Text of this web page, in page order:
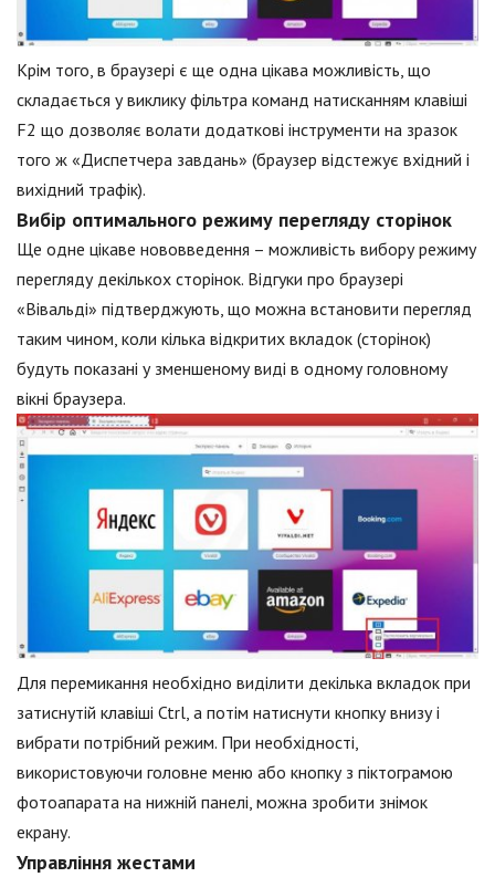
Крім того, в браузері є ще одна цікава можливість, що
складається у виклику фільтра команд натисканням клавіші
F2 що дозволяє волати додаткові інструменти на зразок
того ж «Диспетчера завдань» (браузер відстежує вхідний і
вихідний трафік).
Вибір оптимального режиму перегляду сторінок
Ще одне цікаве нововведення – можливість вибору режиму
перегляду декількох сторінок. Відгуки про браузері
«Вівальді» підтверджують, що можна встановити перегляд
таким чином, коли кілька відкритих вкладок (сторінок)
будуть показані у зменшеному виді в одному головному
вікні браузера.
Для перемикання необхідно виділити декілька вкладок при
затиснутій клавіші Ctrl, а потім натиснути кнопку внизу і
вибрати потрібний режим. При необхідності,
використовуючи головне меню або кнопку з піктограмою
фотоапарата на нижній панелі, можна зробити знімок
екрану.
Управління жестами